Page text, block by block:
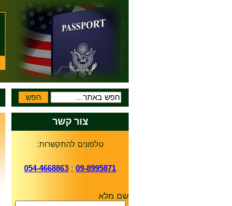
צור קשר
טלפונים להתקשרות:
09-8995871
;
054-4668863
שם מלא